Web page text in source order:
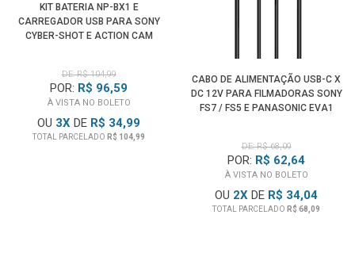
• Sony Alpha SLT-A35
• Sony Alpha SLT-A37
• Sony Alpha SLT-A55V
• Sony Cyber-shot DSC-RX10 / RX10 II / RX10 III / RX10 IV
• Monitor Sony CLM-FHD5
Entre outras Compatíveis Câmera Sony e Cyber-shot com
Certifique sempre de fechar o compartimento de
KIT BATERIA NP-BX1 E
CARREGADOR USB PARA SONY
CYBER-SHOT E ACTION CAM
DE: R$ 104,99
POR: R$ 96,59
À VISTA NO BOLETO
OU 3X DE R$ 34,99
TOTAL PARCELADO R$ 104,99
CABO DE ALIMENTAÇÃO USB-C X
DC 12V PARA FILMADORAS SONY
FS7 / FS5 E PANASONIC EVA1
DE: R$ 68,09
POR: R$ 62,64
À VISTA NO BOLETO
OU 2X DE R$ 34,04
TOTAL PARCELADO R$ 68,09